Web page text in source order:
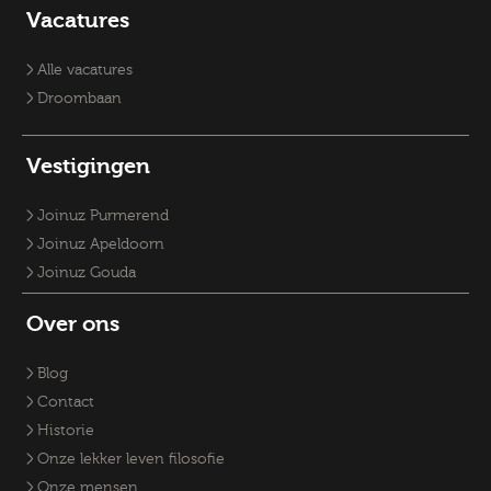
Vacatures RO-adviseurs
Vacatures Fysiek Domein
Vacature klantmanager
Accountmanager
Vacatures
Alle vacatures
Droombaan
Vestigingen
Joinuz Purmerend
Joinuz Apeldoorn
Joinuz Gouda
Over ons
Blog
Contact
Historie
Onze lekker leven filosofie